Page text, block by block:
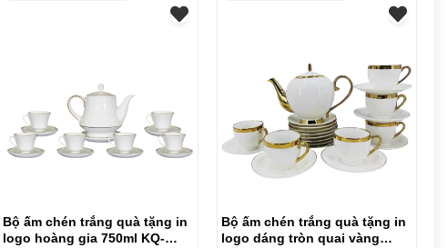
Bộ ấm chén trắng quà tặng in
logo hoàng gia 750ml KQ-
Bộ ấm chén trắng quà tặng in
logo dáng tròn quai vàng